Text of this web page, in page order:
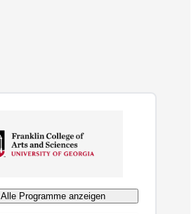
Alle Programme anzeigen